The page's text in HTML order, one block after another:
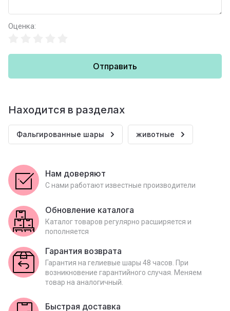
Оценка:
Отправить
Находится в разделах
Фальгированные шары животные
Нам доверяют
С нами работают известные производители
Обновление каталога
Каталог товаров регулярно расширяется и
пополняется
Гарантия возврата
Гарантия на гелиевые шары 48 часов. При
возникновение гарантийного случая. Меняем
товар на аналогичный.
Быстрая доставка